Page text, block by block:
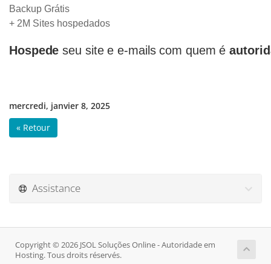
Backup Grátis
+ 2M Sites hospedados
Hospede seu site e e-mails com quem é
mercredi, janvier 8, 2025
« Retour
Assistance
Copyright © 2026 JSOL Soluções Online - Autoridade em
Hosting. Tous droits réservés.